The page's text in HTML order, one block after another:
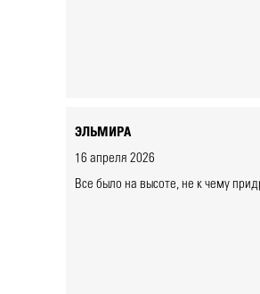
ЭЛЬМИРА
16 апреля 2026
Все было на высоте, не к чему